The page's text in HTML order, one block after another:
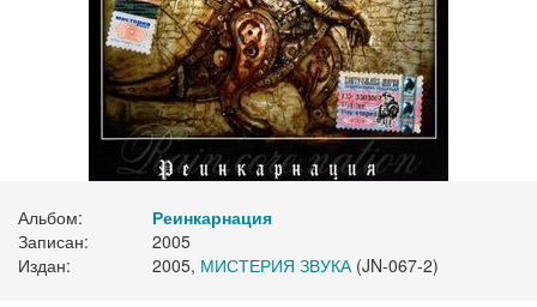
Альбом:
Реинкарнация
Записан:
2005
Издан:
2005, МИСТЕРИЯ ЗВУКА(JN-067-2)